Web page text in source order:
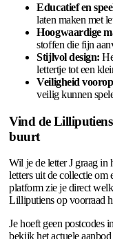
Educatief en
laten maken met
Hoogwaardige
stoffen die fijn
Stijlvol design:
lettertje tot een
Veiligheid
veilig kunnen
Vind de
buurt
Wil je de letter J graag in
letters uit de collectie om
platform zie je direct
Lilliputiens op voorraad
Je hoeft geen postcodes
bekijk het actuele